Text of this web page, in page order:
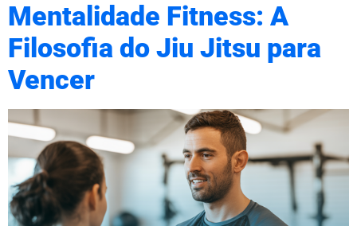
Mentalidade Fitness: A
Filosofia do Jiu Jitsu para
Vencer